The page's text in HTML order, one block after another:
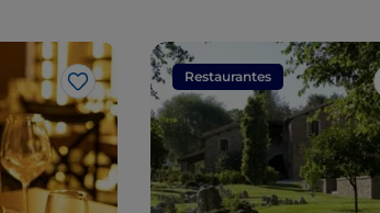
Me gusta
Restaurantes